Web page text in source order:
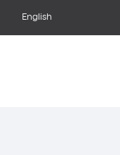
English